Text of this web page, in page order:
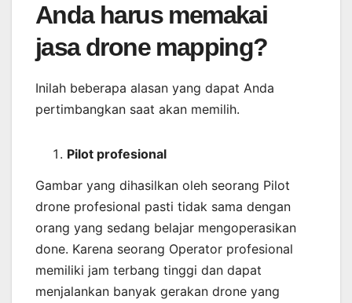
Anda harus memakai
jasa drone mapping?
Inilah beberapa alasan yang dapat Anda
pertimbangkan saat akan memilih.
Pilot profesional
Gambar yang dihasilkan oleh seorang Pilot
drone profesional pasti tidak sama dengan
orang yang sedang belajar mengoperasikan
done. Karena seorang Operator profesional
memiliki jam terbang tinggi dan dapat
menjalankan banyak gerakan drone yang